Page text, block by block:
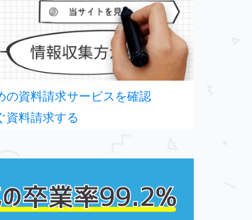
の資料請求サービスを確認
資料請求する